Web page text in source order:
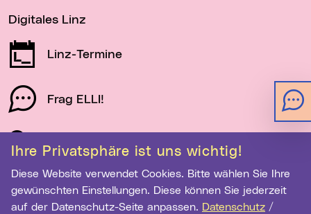
Ihre Privatsphäre ist uns wichtig!
Diese Website verwendet Cookies. Bitte wählen Sie Ihre
gewünschten Einstellungen. Diese können Sie jederzeit
auf der Datenschutz-Seite anpassen. Datenschutz /
Digitales Linz
Linz-Termine
Frag ELLI!
Schau auf Linz
Newsletter-Anmeldung